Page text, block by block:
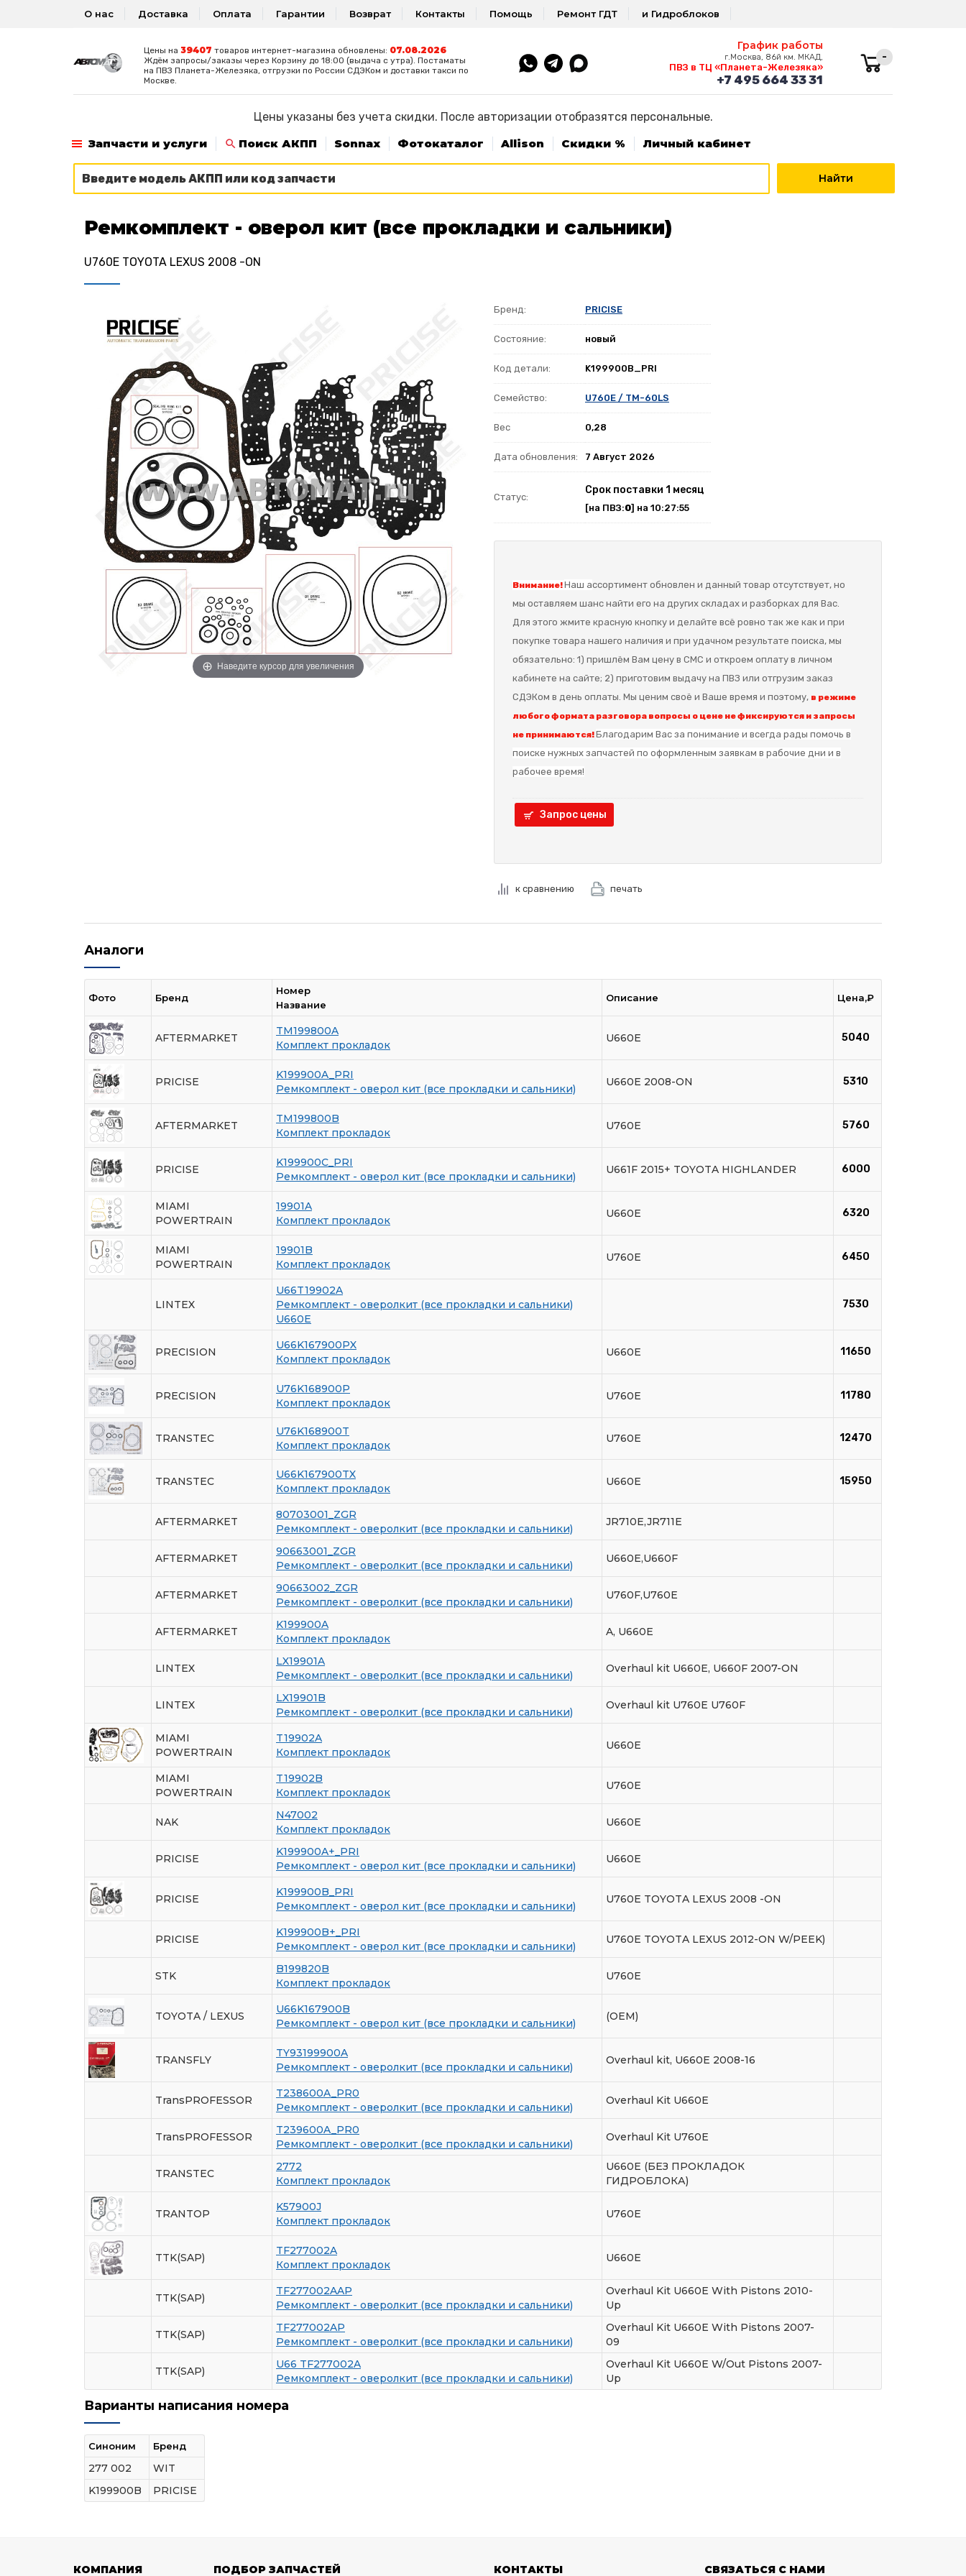
О нас Доставка Оплата Гарантии Возврат Контакты Помощь Ремонт ГДТ и Гидроблоков
Цены на 39407 товаров интернет-магазина обновлены: 07.08.2026
Ждём запросы/заказы через Корзину до 18:00 (выдача с утра). Постаматы
на ПВЗ Планета-Железяка, отгрузки по России СДЭКом и доставки такси по
Москве.
График работы
г.Москва, 86й км. МКАД,
ПВЗ в ТЦ «Планета-Железяка»
+7 495 664 33 31
-
Цены указаны без учета скидки. После авторизации отобразятся персональные.
Запчасти и услуги
Поиск АКПП Sonnax Фотокаталог Allison Скидки % Личный кабинет
Ремкомплект - оверол кит (все прокладки и сальники)
U760E TOYOTA LEXUS 2008 -ON
Наведите курсор для увеличения
Бренд: PRICISE
Состояние: новый
Код детали: K199900B_PRI
Семейство: U760E / TM-60LS
Вес 0,28
Дата обновления: 7 Август 2026
Статус:
Срок поставки 1 месяц
[на ПВЗ:0] на 10:27:55
Внимание!Наш ассортимент обновлен и данный товар отсутствует, но
мы оставляем шанс найти его на других складах и разборках для Вас.
Для этого жмите красную кнопку и делайте всё ровно так же как и при
покупке товара нашего наличия и при удачном результате поиска, мы
обязательно: 1) пришлём Вам цену в СМС и откроем оплату в личном
кабинете на сайте; 2) приготовим выдачу на ПВЗ или отгрузим заказ
СДЭКом в день оплаты. Мы ценим своё и Ваше время и поэтому, в режиме
любого формата разговора вопросы о цене не фиксируются и запросы
не принимаются!Благодарим Вас за понимание и всегда рады помочь в
поиске нужных запчастей по оформленным заявкам в рабочие дни и в
рабочее время!
Запрос цены
к сравнению печать
Аналоги
Фото Бренд
Номер
Название
Описание Цена,₽
AFTERMARKET
TM199800A
Комплект прокладок
U660E 5040
PRICISE
K199900A_PRI
Ремкомплект - оверол кит (все прокладки и сальники)
U660E 2008-ON 5310
AFTERMARKET
TM199800B
Комплект прокладок
U760E 5760
PRICISE
K199900C_PRI
Ремкомплект - оверол кит (все прокладки и сальники)
U661F 2015+ TOYOTA HIGHLANDER 6000
MIAMI
POWERTRAIN
19901A
Комплект прокладок
U660E 6320
MIAMI
POWERTRAIN
19901B
Комплект прокладок
U760E 6450
LINTEX
U66T19902A
Ремкомплект - оверолкит (все прокладки и сальники)
U660E
7530
PRECISION
U66K167900PX
Комплект прокладок
U660E 11650
PRECISION
U76K168900P
Комплект прокладок
U760E 11780
TRANSTEC
U76K168900T
Комплект прокладок
U760E 12470
TRANSTEC
U66K167900TX
Комплект прокладок
U660E 15950
AFTERMARKET
80703001_ZGR
Ремкомплект - оверолкит (все прокладки и сальники)
JR710E,JR711E
AFTERMARKET
90663001_ZGR
Ремкомплект - оверолкит (все прокладки и сальники)
U660E,U660F
AFTERMARKET
90663002_ZGR
Ремкомплект - оверолкит (все прокладки и сальники)
U760F,U760E
AFTERMARKET
K199900A
Комплект прокладок
A, U660E
LINTEX
LX19901A
Ремкомплект - оверолкит (все прокладки и сальники)
Overhaul kit U660E, U660F 2007-ON
LINTEX
LX19901B
Ремкомплект - оверолкит (все прокладки и сальники)
Overhaul kit U760E U760F
MIAMI
POWERTRAIN
T19902A
Комплект прокладок
U660E
MIAMI
POWERTRAIN
T19902B
Комплект прокладок
U760E
NAK
N47002
Комплект прокладок
U660E
PRICISE
K199900A+_PRI
Ремкомплект - оверол кит (все прокладки и сальники)
U660E
PRICISE
K199900B_PRI
Ремкомплект - оверол кит (все прокладки и сальники)
U760E TOYOTA LEXUS 2008 -ON
PRICISE
K199900B+_PRI
Ремкомплект - оверол кит (все прокладки и сальники)
U760E TOYOTA LEXUS 2012-ON W/PEEK)
STK
B199820B
Комплект прокладок
U760E
TOYOTA / LEXUS
U66K167900B
Ремкомплект - оверол кит (все прокладки и сальники)
(OEM)
TRANSFLY
TY93199900A
Ремкомплект - оверолкит (все прокладки и сальники)
Overhaul kit, U660E 2008-16
TransPROFESSOR
T238600A_PR0
Ремкомплект - оверолкит (все прокладки и сальники)
Overhaul Kit U660E
TransPROFESSOR
T239600A_PR0
Ремкомплект - оверолкит (все прокладки и сальники)
Overhaul Kit U760E
TRANSTEC
2772
Комплект прокладок
U660E (БЕЗ ПРОКЛАДОК
ГИДРОБЛОКА)
TRANTOP
K57900J
Комплект прокладок
U760E
TTK(SAP)
TF277002A
Комплект прокладок
U660E
TTK(SAP)
TF277002AAP
Ремкомплект - оверолкит (все прокладки и сальники)
Overhaul Kit U660E With Pistons 2010-
Up
TTK(SAP)
TF277002AP
Ремкомплект - оверолкит (все прокладки и сальники)
Overhaul Kit U660E With Pistons 2007-
09
TTK(SAP)
U66 TF277002A
Ремкомплект - оверолкит (все прокладки и сальники)
Overhaul Kit U660E W/Out Pistons 2007-
Up
Варианты написания номера
Синоним Бренд
277 002
WIT
K199900B
PRICISE
КОМПАНИЯ ПОДБОР ЗАПЧАСТЕЙ КОНТАКТЫ СВЯЗАТЬСЯ С НАМИ